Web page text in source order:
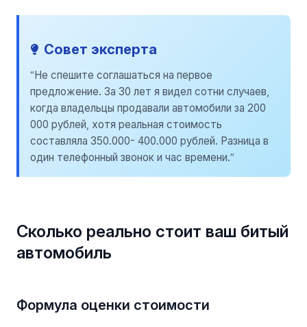
Совет эксперта
“Не спешите соглашаться на первое
предложение. За 30 лет я видел сотни случаев,
когда владельцы продавали автомобили за 200
000 рублей, хотя реальная стоимость
составляла 350.000- 400.000 рублей. Разница в
один телефонный звонок и час времени.”
Сколько реально стоит ваш битый
автомобиль
Формула оценки стоимости